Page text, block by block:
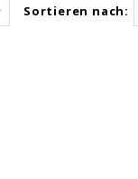
Sortieren nach: